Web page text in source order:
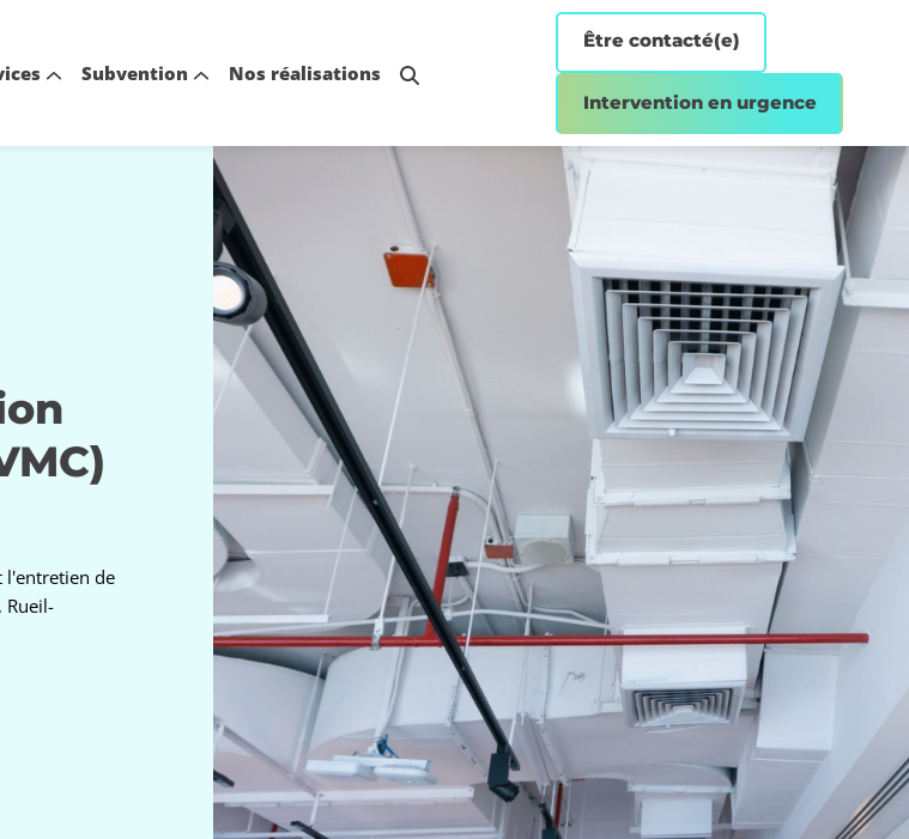
Subvention Nos réalisations
Être contacté(e)
Intervention en urgence
l'entretien de
Rueil-